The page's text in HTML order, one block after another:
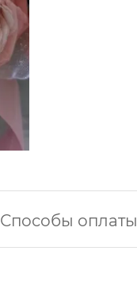
Способы оплаты